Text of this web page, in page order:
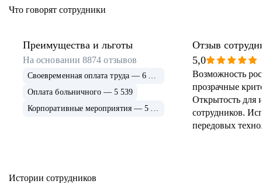
Что говорят сотрудники
Преимущества и льготы
На основании8874 отзывов
Своевременная оплата труда — 6 915
Оплата больничного — 5 539
Корпоративные мероприятия — 5 339
Отзыв
5,0
Возможность
прозрачные
Открытость для
сотрудников.
передовых
Истории сотрудников